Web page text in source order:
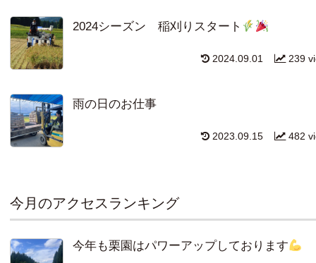
2024シーズン 稲刈りスタート
239
2024.09.01
雨の日のお仕事
482
2023.09.15
今月のアクセスランキング
今年も栗園はパワーアップしております